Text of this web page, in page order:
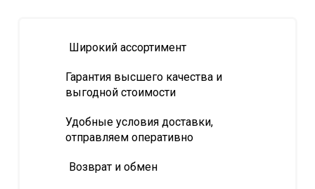
Широкий ассортимент
Гарантия высшего качества и
выгодной стоимости
Удобные условия доставки,
отправляем оперативно
Возврат и обмен